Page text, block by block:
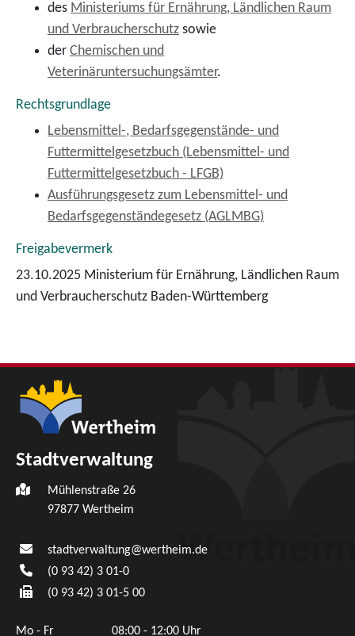
des Ministeriums für Ernährung, Ländlichen Raum
und Verbraucherschutz sowie
der Chemischen und
Veterinäruntersuchungsämter.
Rechtsgrundlage
Lebensmittel-, Bedarfsgegenstände- und
Futtermittelgesetzbuch (Lebensmittel- und
Futtermittelgesetzbuch - LFGB)
Ausführungsgesetz zum Lebensmittel- und
Bedarfsgegenständegesetz (AGLMBG)
Freigabevermerk
23.10.2025 Ministerium für Ernährung, Ländlichen Raum
und Verbraucherschutz Baden-Württemberg
Stadtverwaltung
Mühlenstraße 26
97877 Wertheim
stadtverwaltung@wertheim.de
(0 93 42) 3 01-0
(0 93 42) 3 01-5 00
Mo - Fr
08:00 - 12:00 Uhr